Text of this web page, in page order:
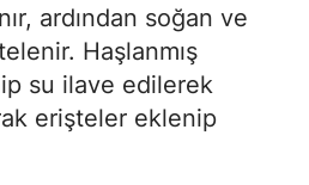
ardından soğan ve
Haşlanmış
su ilave edilerek
erişteler eklenip